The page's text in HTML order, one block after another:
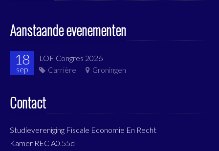
Aanstaande evenementen
18
sep
LOF Congres 2026
Carrière Groningen
Contact
Studievereniging Fiscale Economie En Recht
Kamer REC A0.55d